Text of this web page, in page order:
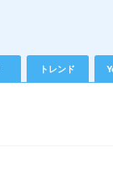
トレンド